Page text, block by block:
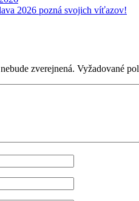
2026 pozná svojich víťazov!
zverejnená. Vyžadované